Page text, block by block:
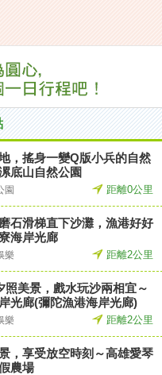
，搖身一變Q版小兵的自然
底山自然公園
園 距離0公里
石滑梯直下沙灘，漁港好好
海岸光廊
樂 距離2公里
照美景，戲水玩沙兩相宜～
光廊(彌陀漁港海岸光廊)
樂 距離2公里
，享受放空時刻～高雄愛琴
農場